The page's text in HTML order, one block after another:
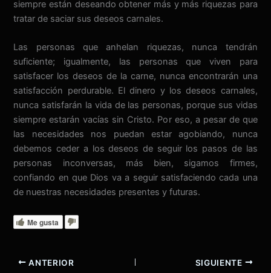
siempre están deseando obtener más y más riquezas para
tratar de saciar sus deseos carnales.
Las personas que anhelan riquezas, nunca tendrán
suficiente; igualmente, las personas que viven para
satisfacer los deseos de la carne, nunca encontrarán una
satisfacción perdurable. El dinero y los deseos carnales,
nunca satisfarán la vida de las personas, porque sus vidas
siempre estarán vacías sin Cristo. Por eso, a pesar de que
las necesidades nos puedan estar agobiando, nunca
debemos ceder a los deseos de seguir los pasos de las
personas inconversas, más bien, sigamos firmes,
confiando en que Dios va a seguir satisfaciendo cada una
de nuestras necesidades presentes y futuras.
Me gusta
ANTERIOR SIGUIENTE